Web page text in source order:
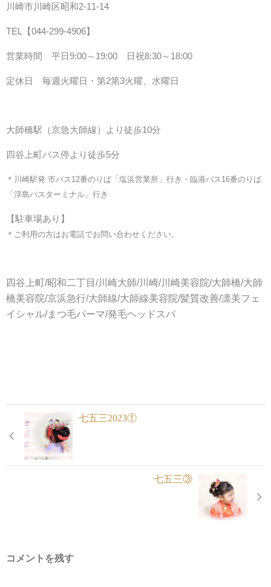
川崎市川崎区昭和2-11-14
TEL【044-299-4906】
営業時間 平日9:00～19:00 日祝8:30～18:00
定休日 毎週火曜日・第2第3火曜、水曜日
大師橋駅（京急大師線）より徒歩10分
四谷上町バス停より徒歩5分
＊川崎駅発 市バス12番のりば「塩浜営業所」行き・臨港バス16番のりば
「浮島バスターミナル」行き
【駐車場あり】
＊ご利用の方はお電話でお問い合わせください。
四谷上町/昭和二丁目/川崎大師/川崎/川崎美容院/大師橋/大師
橋美容院/京浜急行/大師線/大師線美容院/髪質改善/凛美フェ
イシャル/まつ毛パーマ/発毛ヘッドスパ
七五三2023①
七五三③
コメントを残す